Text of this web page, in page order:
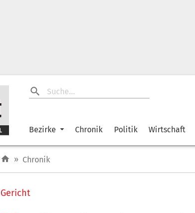
Bezirke Chronik Politik Wirtschaft
» Chronik
Gericht